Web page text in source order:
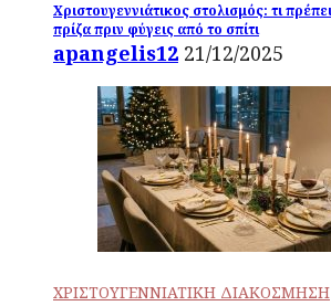
Χριστουγεννιάτικος στολισμός: τι
πρίζα πριν φύγεις από το σπίτι
apangelis12 21/12/2025
ΧΡΙΣΤΟΥΓΕΝΝΙΑΤΙΚΗ ΔΙΑΚΟΣΜΗΣΗ